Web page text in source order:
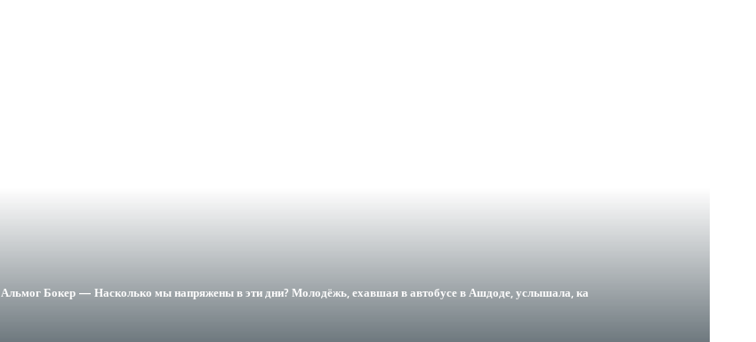
Альмог Бокер — Насколько мы напряжены в эти дни? Молодёжь, ехавшая в автобусе в Ашдоде, услышала, ка